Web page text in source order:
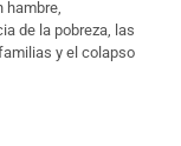
hambre,
de la pobreza, las
y el colapso